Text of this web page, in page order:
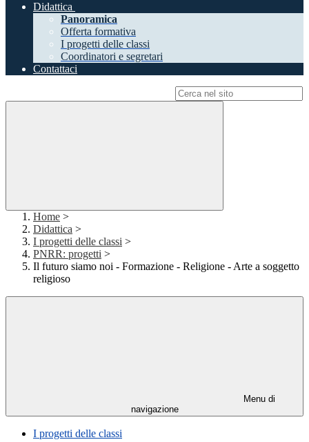
Didattica
Panoramica
Offerta formativa
I progetti delle classi
Coordinatori e segretari
Contattaci
Home >
Didattica >
I progetti delle classi >
PNRR: progetti >
Il futuro siamo noi - Formazione - Religione - Arte a soggetto
religioso
Menu di
navigazione
I progetti delle classi